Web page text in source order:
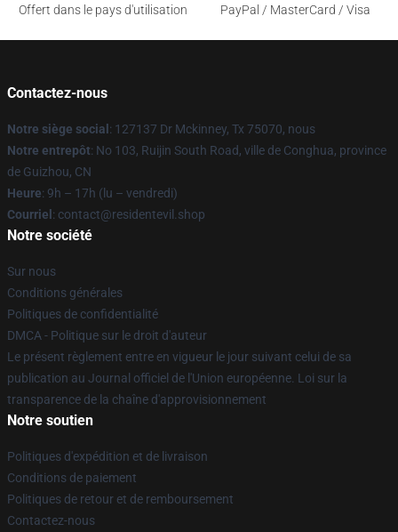
Offert dans le pays d'utilisation
PayPal / MasterCard / Visa
Contactez-nous
Notre siège social : 127137 Dr Mckinney, Tx 75070, nous
Notre entrepôt: No 103, Ruijin South Road, ville de Conghua, province
de Guizhou, CN
Heure: 9h – 17h (lu – vendredi)
Courriel : contact@residentevil.shop
Notre société
Sur nous
Conditions générales
Politiques de confidentialité
DMCA - Politique sur le droit d'auteur
Le présent règlement entre en vigueur le jour suivant celui de sa
publication au Journal officiel de l'Union européenne. Loi sur la
transparence de la chaîne d'approvisionnement
Notre soutien
Politiques d'expédition et de livraison
Conditions de paiement
Politiques de retour et de remboursement
Contactez-nous